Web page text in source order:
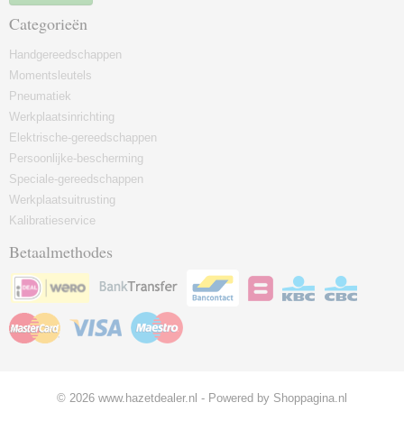
Categorieën
Handgereedschappen
Momentsleutels
Pneumatiek
Werkplaatsinrichting
Elektrische-gereedschappen
Persoonlijke-bescherming
Speciale-gereedschappen
Werkplaatsuitrusting
Kalibratieservice
Betaalmethodes
© 2026 www.hazetdealer.nl - Powered by Shoppagina.nl